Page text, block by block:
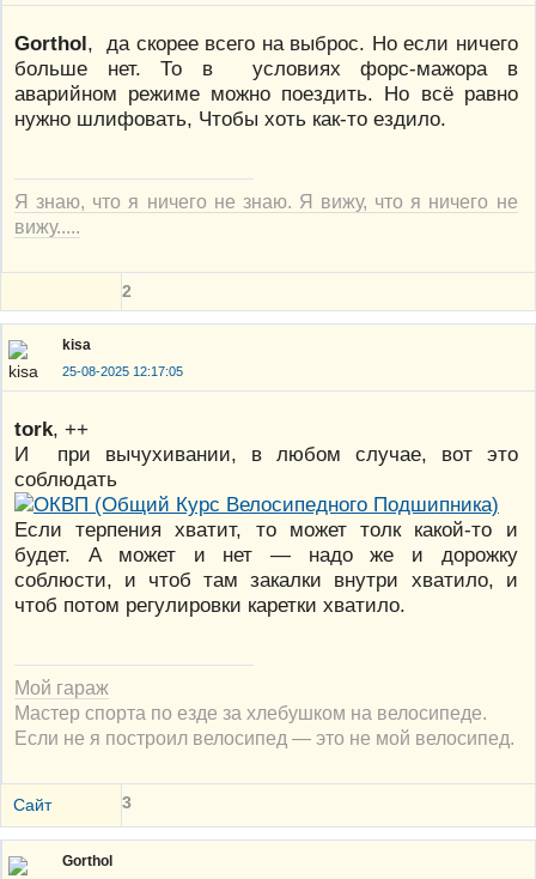
Gorthol, да скорее всего на выброс. Но если ничего
больше нет. То в условиях форс-мажора в
аварийном режиме можно поездить. Но всё равно
нужно шлифовать, Чтобы хоть как-то ездило.
Я знаю, что я ничего не знаю. Я вижу, что я ничего не
вижу.....
2
kisa
25-08-2025 12:17:05
tork, ++
И при вычухивании, в любом случае, вот это
соблюдать
Если терпения хватит, то может толк какой-то и
будет. А может и нет — надо же и дорожку
соблюсти, и чтоб там закалки внутри хватило, и
чтоб потом регулировки каретки хватило.
Мой гараж
Мастер спорта по езде за хлебушком на велосипеде.
Если не я построил велосипед — это не мой велосипед.
Сайт 3
Gorthol